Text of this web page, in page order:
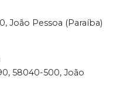
João Pessoa (Paraíba)
58040-500, João